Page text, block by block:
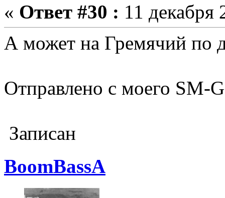
« Ответ #30 : 11 декабря
А может на Гремячий по
Отправлено с моего SM-
Записан
BoomBassA